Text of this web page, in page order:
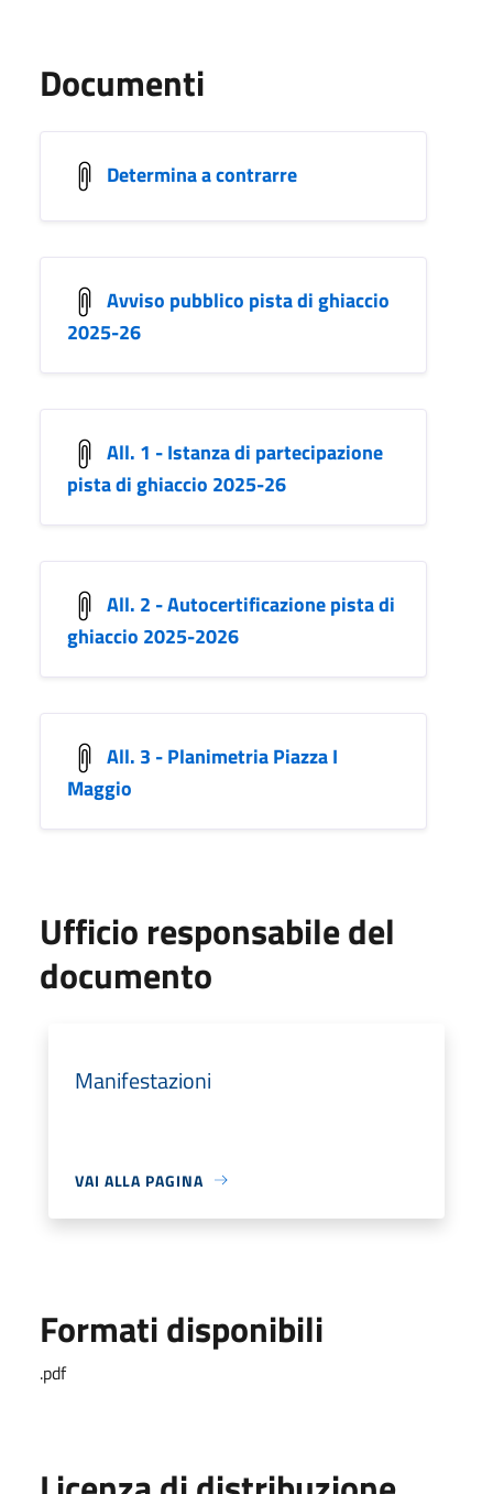
Documenti
Determina a contrarre
Avviso pubblico pista di ghiaccio
2025-26
All. 1 - Istanza di partecipazione
pista di ghiaccio 2025-26
All. 2 - Autocertificazione pista di
ghiaccio 2025-2026
All. 3 - Planimetria Piazza I
Maggio
Ufficio responsabile del
documento
Manifestazioni
VAI ALLA PAGINA
Formati disponibili
.pdf